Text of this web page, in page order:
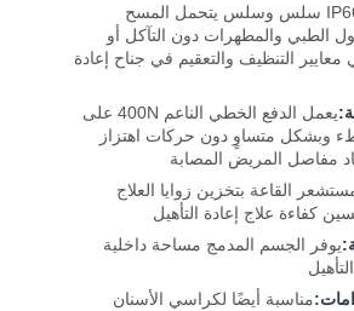
هيكل IP66 سلس وسلس يتحمل المسح
الطبي والمطهرات دون التآكل أو
التنظيف والتعقيم في جناح إعادة
يعمل الدفع الخطي الناعم 400N على
وبشكل متساوٍ دون حركات اهتزاز
مفاصل المريض المصابة
القاعة بتخزين زوايا العلاج
كفاءة علاج إعادة التأهيل
يوفر الجسم المدمج مساحة داخلية
مناسبة أيضًا لكراسي الأسنان